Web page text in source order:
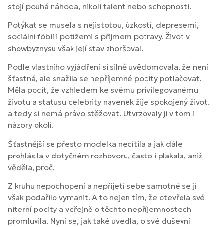
stojí pouhá náhoda, nikoli talent nebo schopnosti.
Potýkat se musela s nejistotou, úzkostí, depresemi,
sociální fóbií i potížemi s příjmem potravy. Život v
showbyznysu však její stav zhoršoval.
Podle vlastního vyjádření si silně uvědomovala, že není
šťastná, ale snažila se nepříjemné pocity potlačovat.
Měla pocit, že vzhledem ke svému privilegovanému
životu a statusu celebrity navenek žije spokojený život,
a tedy si nemá právo stěžovat. Utvrzovaly ji v tom i
názory okolí.
Šťastnější se přesto modelka necítila a jak dále
prohlásila v dotyčném rozhovoru, často i plakala, aniž
věděla, proč.
Z kruhu nepochopení a nepřijetí sebe samotné se jí
však podařilo vymanit. A to nejen tím, že otevřela své
niterní pocity a veřejně o těchto nepříjemnostech
promluvila. Nyní se, jak také uvedla, o své duševní